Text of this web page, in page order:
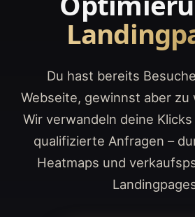
Du hast bereits
Webseite, gewinnst aber zu
Wir verwandeln deine
qualifizierte Anfragen –
Heatmaps und